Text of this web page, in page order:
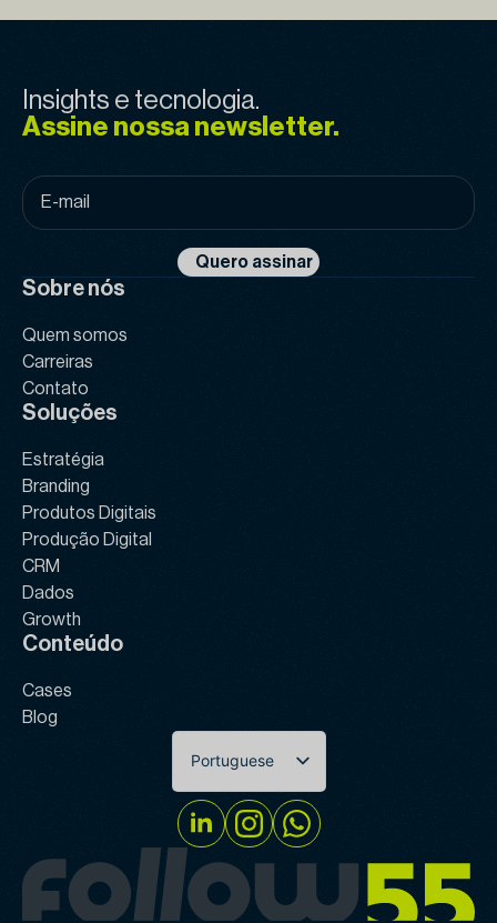
Insights e tecnologia.
Assine nossa newsletter.
E-
mail
*
Quero assinar
Sobre nós
Quem somos
Carreiras
Contato
Soluções
Estratégia
Branding
Produtos Digitais
Produção Digital
CRM
Dados
Growth
Conteúdo
Cases
Blog
Portuguese
English